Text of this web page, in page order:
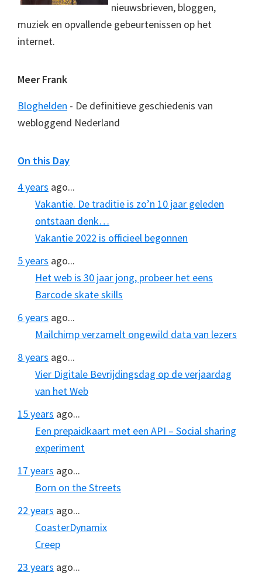
nieuwsbrieven, bloggen,
muziek en opvallende gebeurtenissen op het
internet.
Meer Frank
Bloghelden - De definitieve geschiedenis van
webloggend Nederland
On this Day
4 years ago...
Vakantie. De traditie is zo’n 10 jaar geleden
ontstaan denk…
Vakantie 2022 is officieel begonnen
5 years ago...
Het web is 30 jaar jong, probeer het eens
Barcode skate skills
6 years ago...
Mailchimp verzamelt ongewild data van lezers
8 years ago...
Vier Digitale Bevrijdingsdag op de verjaardag
van het Web
15 years ago...
Een prepaidkaart met een API – Social sharing
experiment
17 years ago...
Born on the Streets
22 years ago...
CoasterDynamix
Creep
23 years ago...